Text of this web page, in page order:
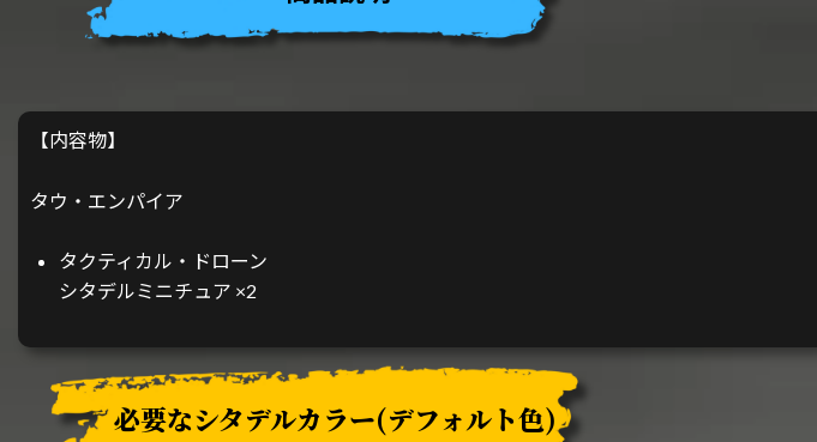
【内容物】
タウ・エンパイア
タクティカル・ドローン
シタデルミニチュア ×2
必要なシタデルカラー(デフォルト色)